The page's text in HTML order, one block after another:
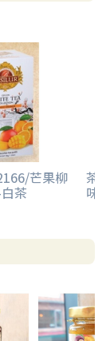
芒果柳
茶
茶
味